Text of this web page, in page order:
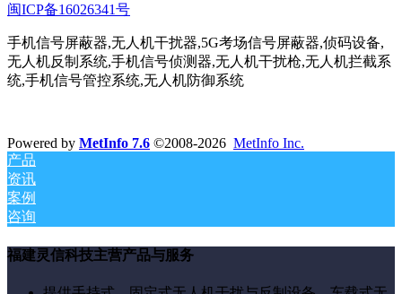
闽ICP备16026341号
手机信号屏蔽器,无人机干扰器,5G考场信号屏蔽器,侦码设备,
无人机反制系统,手机信号侦测器,无人机干扰枪,无人机拦截系
统,手机信号管控系统,无人机防御系统
Powered by MetInfo 7.6 ©2008-2026 MetInfo Inc.
产品
资讯
案例
咨询
福建灵信科技主营产品与服务